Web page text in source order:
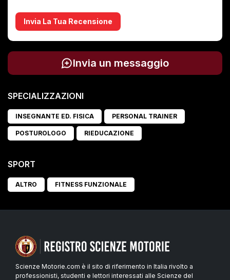
Invia La Tua Recensione
Invia un messaggio
SPECIALIZZAZIONI
INSEGNANTE ED. FISICA PERSONAL TRAINER
POSTUROLOGO RIEDUCAZIONE
SPORT
ALTRO FITNESS FUNZIONALE
Scienze Motorie.com è il sito di riferimento in Italia rivolto a
professionisti, studenti e lettori interessati alle Scienze del